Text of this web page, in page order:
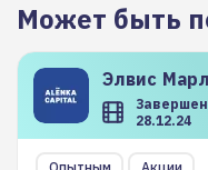
Может быть
Элвис
Завершен
28.12.24
Опытным
Акции